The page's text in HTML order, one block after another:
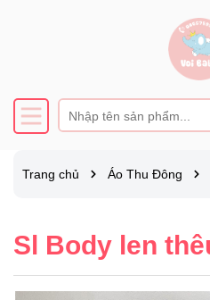
Trang chủ Áo Thu Đông
Sl Body len